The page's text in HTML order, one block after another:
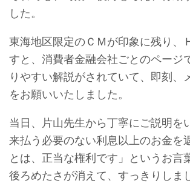
した。
東海地区限定のＣＭが印象に残り、
すと、消費者金融会社ごとのページ
りやすい解説がされていて、即刻、
をお願いいたしました。
当日、片山先生から丁寧にご説明を
来払う必要のない利息以上のお金を
とは、正当な権利です」というお言
後ろめたさが消えて、すっきりしま